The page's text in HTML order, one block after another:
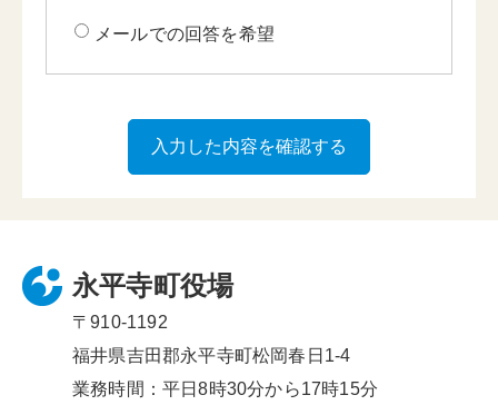
メールでの回答を希望
永平寺町役場
〒910-1192
福井県吉田郡永平寺町松岡春日1-4
業務時間：平日8時30分から17時15分